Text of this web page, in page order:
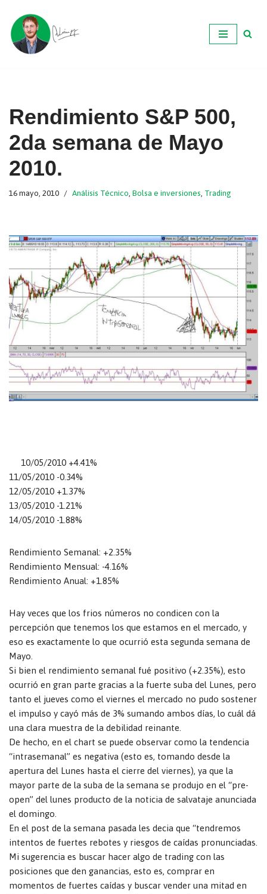
Ir
al
Rendimiento S&P 500,
2da semana de Mayo
2010.
16 mayo, 2010 Análisis Técnico Bolsa e inversiones Trading
10/05/2010 +4.41%
11/05/2010 -0.34%
12/05/2010 +1.37%
13/05/2010 -1.21%
14/05/2010 -1.88%
Rendimiento Semanal: +2.35%
Rendimiento Mensual: -4.16%
Rendimiento Anual: +1.85%
Hay veces que los frios números no condicen con la
percepción que tenemos los que estamos en el mercado, y
eso es exactamente lo que ocurrió esta segunda semana de
Mayo.
Si bien el rendimiento semanal fué positivo (+2.35%), esto
ocurrió en gran parte gracias a la fuerte suba del Lunes, pero
tanto el jueves como el viernes el mercado no pudo sostener
el impulso y cayó más de 3% sumando ambos días, lo cuál dá
una clara muestra de la debilidad reinante.
De hecho, en el chart se puede observar como la tendencia
“intrasemanal” es negativa (esto es, tomando desde la
apertura del Lunes hasta el cierre del viernes), ya que la
mayor parte de la suba de la semana se produjo en el “pre-
open” del lunes producto de la noticia de salvataje anunciada
el domingo.
En el post de la semana pasada les decia que “tendremos
intentos de fuertes rebotes y riesgos de caídas pronunciadas.
Mi sugerencia es buscar hacer algo de trading con las
posiciones que den ganancias, esto es, comprar en
momentos de fuertes caídas y buscar vender una mitad en